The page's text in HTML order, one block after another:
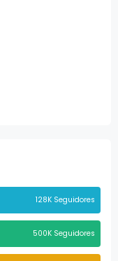
128K Seguidores
500K Seguidores